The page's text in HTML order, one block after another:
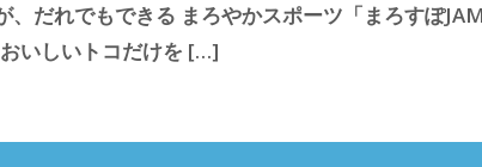
だれでもできる まろやかスポーツ「まろすぽ
いしいトコだけを […]